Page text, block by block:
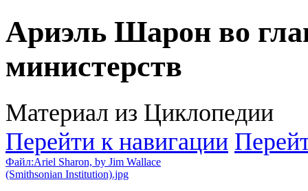
Ариэль Шарон во
министерств
Материал из Циклопедии
Перейти к навигации
Файл:Ariel Sharon, by Jim Wallace
(Smithsonian Institution).jpg